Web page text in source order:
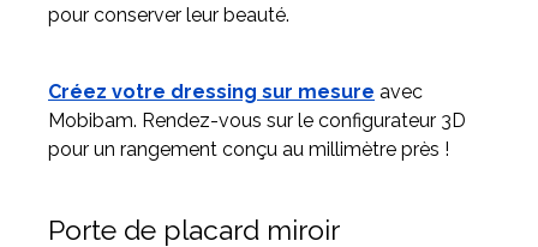
pour conserver leur beauté.
Créez votre dressing sur mesure avec
Mobibam. Rendez-vous sur le configurateur 3D
pour un rangement conçu au millimètre près !
Porte de placard miroir